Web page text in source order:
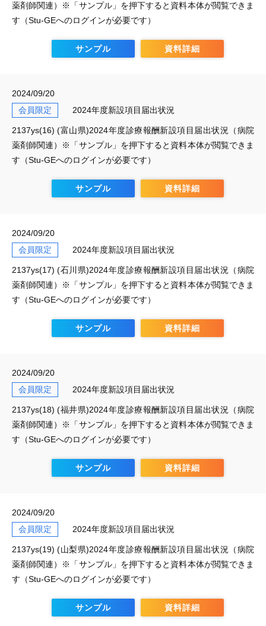
薬剤師関連）※「サンプル」を押下すると資料本体が閲覧できま
す（Stu-GEへのログインが必要です）
サンプル 資料詳細
2024/09/20
会員限定
2024年度新設項目届出状況
2137ys(16) (富山県)2024年度診療報酬新設項目届出状況（病院
薬剤師関連）※「サンプル」を押下すると資料本体が閲覧できま
す（Stu-GEへのログインが必要です）
サンプル 資料詳細
2024/09/20
会員限定
2024年度新設項目届出状況
2137ys(17) (石川県)2024年度診療報酬新設項目届出状況（病院
薬剤師関連）※「サンプル」を押下すると資料本体が閲覧できま
す（Stu-GEへのログインが必要です）
サンプル 資料詳細
2024/09/20
会員限定
2024年度新設項目届出状況
2137ys(18) (福井県)2024年度診療報酬新設項目届出状況（病院
薬剤師関連）※「サンプル」を押下すると資料本体が閲覧できま
す（Stu-GEへのログインが必要です）
サンプル 資料詳細
2024/09/20
会員限定
2024年度新設項目届出状況
2137ys(19) (山梨県)2024年度診療報酬新設項目届出状況（病院
薬剤師関連）※「サンプル」を押下すると資料本体が閲覧できま
す（Stu-GEへのログインが必要です）
サンプル 資料詳細